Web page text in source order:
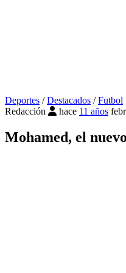
Deportes /Destacados /Futbol
Redacción
hace 11 años
Mohamed, el